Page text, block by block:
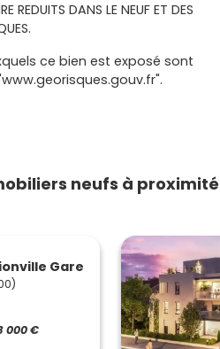
REDUITS DANS LE NEUF ET DES
ce bien est exposé sont
neufs à
Gare
000 €